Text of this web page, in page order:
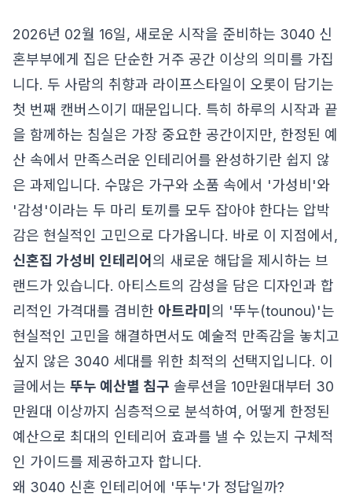
2026년 02월 16일, 새로운 시작을 준비하는 3040 신
혼부부에게 집은 단순한 거주 공간 이상의 의미를 가집
니다. 두 사람의 취향과 라이프스타일이 오롯이 담기는
첫 번째 캔버스이기 때문입니다. 특히 하루의 시작과 끝
을 함께하는 침실은 가장 중요한 공간이지만, 한정된 예
산 속에서 만족스러운 인테리어를 완성하기란 쉽지 않
은 과제입니다. 수많은 가구와 소품 속에서 '가성비'와
'감성'이라는 두 마리 토끼를 모두 잡아야 한다는 압박
감은 현실적인 고민으로 다가옵니다. 바로 이 지점에서,
신혼집 가성비 인테리어 의 새로운 해답을 제시하는 브
랜드가 있습니다. 아티스트의 감성을 담은 디자인과 합
리적인 가격대를 겸비한 아트라미 의 '뚜누(tounou)'는
현실적인 고민을 해결하면서도 예술적 만족감을 놓치고
싶지 않은 3040 세대를 위한 최적의 선택지입니다. 이
글에서는 뚜누 예산별 침구 솔루션을 10만원대부터 30
만원대 이상까지 심층적으로 분석하여, 어떻게 한정된
예산으로 최대의 인테리어 효과를 낼 수 있는지 구체적
인 가이드를 제공하고자 합니다.
왜 3040 신혼 인테리어에 '뚜누'가 정답일까?